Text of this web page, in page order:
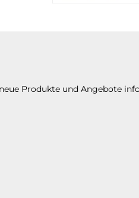
Produkte und Angebote